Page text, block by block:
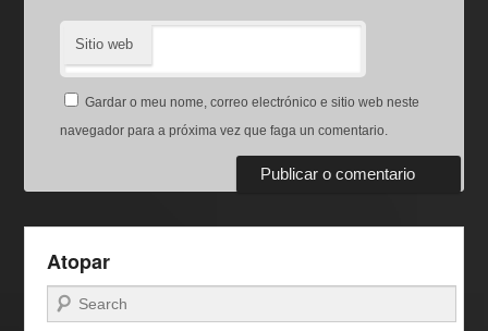
Sitio web
Gardar o meu nome, correo electrónico e sitio web neste
navegador para a próxima vez que faga un comentario.
Atopar
Buscar